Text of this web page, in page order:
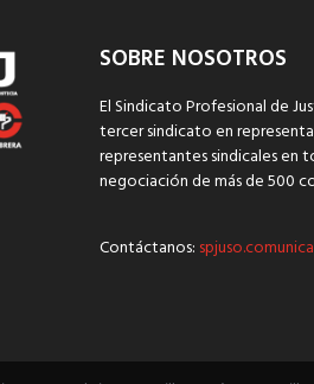
SOBRE NOSOTROS
El Sindicato Profesional de
tercer sindicato en
representantes sindicales en
negociación de más de 500
Contáctanos: